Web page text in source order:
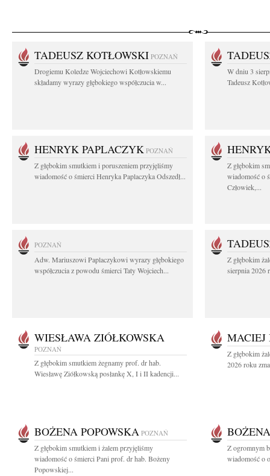
TADEUSZ KOTŁOWSKI POZNAŃ
Drogiemu Koledze Wojciechowi Kotłowskiemu
składamy wyrazy głębokiego współczucia w...
W dniu 3
Tadeusz
HENRYK PAPLACZYK POZNAŃ
Z głębokim smutkiem i poruszeniem przyjęliśmy
wiadomość o śmierci Henryka Paplaczyka Odszedł...
Z głębokim
wiadomość o
Człowiek,...
POZNAŃ
Adw. Mariuszowi Paplaczykowi wyrazy głębokiego
współczucia z powodu śmierci Taty Wojciech...
Z głębokim
sierpnia 2026
WIESŁAWA ZIÓŁKOWSKA
POZNAŃ
Z głębokim smutkiem żegnamy prof. dr hab.
Wiesławę Ziółkowską posłankę X, I i II kadencji...
Z głębokim
2026 roku
BOŻENA POPOWSKA POZNAŃ
Z głębokim smutkiem i żalem przyjęliśmy
wiadomość o śmierci Pani prof. dr hab. Bożeny
Popowskiej...
Z ogromnym
wiadomość o